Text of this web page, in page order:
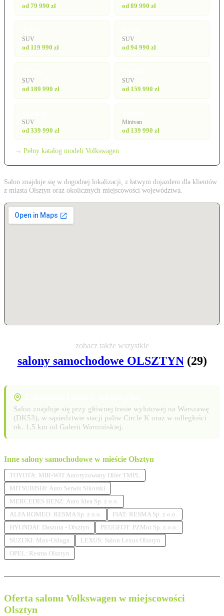
od 79 990 zł od 89 990 zł
SUV
od 119 990 zł
SUV
od 94 990 zł
SUV
od 189 990 zł
SUV
od 159 990 zł
SUV
od 339 990 zł
Minivan
od 139 990 zł
→ Pełny katalog modeli Volkswagen
Salon znajduje się w dogodnej lokalizacji, z łatwym dojazdem dla klientów
z miasta Olsztyn oraz okolicznych miejscowości województwa.
zobacz także wszystkie
salony samochodowe OLSZTYN(29)
Salon znajduje się przy głównej trasie wylotowej na Warszawę
(DK53), w sąsiedztwie stacji paliw Circle K oraz w odległości
ok. 1,5 km od Galerii Warmińskiej.
Inne salony samochodowe w mieście Olsztyn
TOYOTA: MIR-WIT Autoryzowany Diler TMPL
MITSUBISHI: Auto Serwis Sikorski
MERCEDES BENZ: Auto Idea Sp. z o.o.
ALFA ROMEO: RESMA Sp. z o.o.
FIAT: RESMA Sp. z o.o.
HYUNDAI: Daszuta - Olsztyn
PEUGEOT: PZMot Sp. z o.o.
SUZUKI: Max-Usługa
LEXUS: Salon Lexus Olsztyn
OPEL: Resma Olsztyn
Oferta salonu Volkswagen w miejscowości
Olsztyn